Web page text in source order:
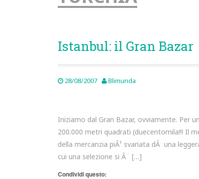
Istanbul: il Gran Bazar
28/08/2007 Blimunda
Iniziamo dal Gran Bazar, ovviamente. Per
200.000 metri quadrati (duecentomila!!! Il
della mercanzia piÃ¹ svariata dÃ una
cui una selezione si Ã¨ […]
Condividi questo: